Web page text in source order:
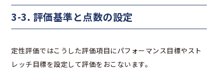
3-3. 評価基準と点数の設定
定性評価ではこうした評価項目にパフォーマンス目標やスト
レッチ目標を設定して評価をおこないます。